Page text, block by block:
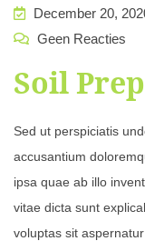
December 20,
Geen Reacties
Soil
Sed ut perspiciatis
accusantium
ipsa quae ab illo
vitae dicta sunt
voluptas sit